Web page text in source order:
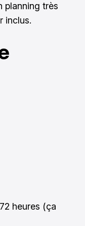
planning très
inclus.
heures (ça